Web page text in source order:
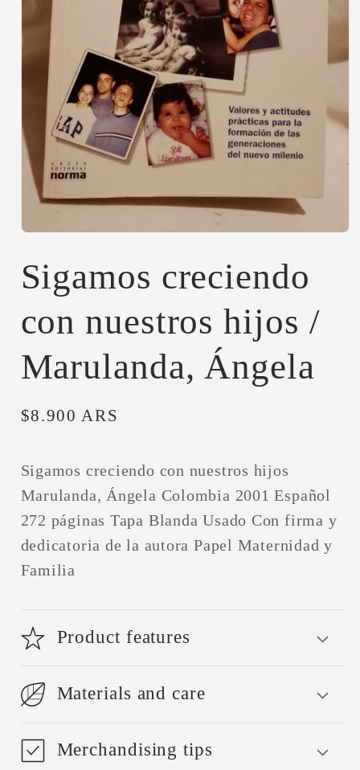
multimedia
1
en
modal
Sigamos creciendo
con nuestros hijos /
Marulanda, Ángela
Precio
$8.900 ARS
Sigamos creciendo con nuestros hijos
Marulanda, Ángela Colombia 2001 Español
272 páginas Tapa Blanda Usado Con firma y
dedicatoria de la autora Papel Maternidad y
Familia
Product features
Materials and care
Merchandising tips